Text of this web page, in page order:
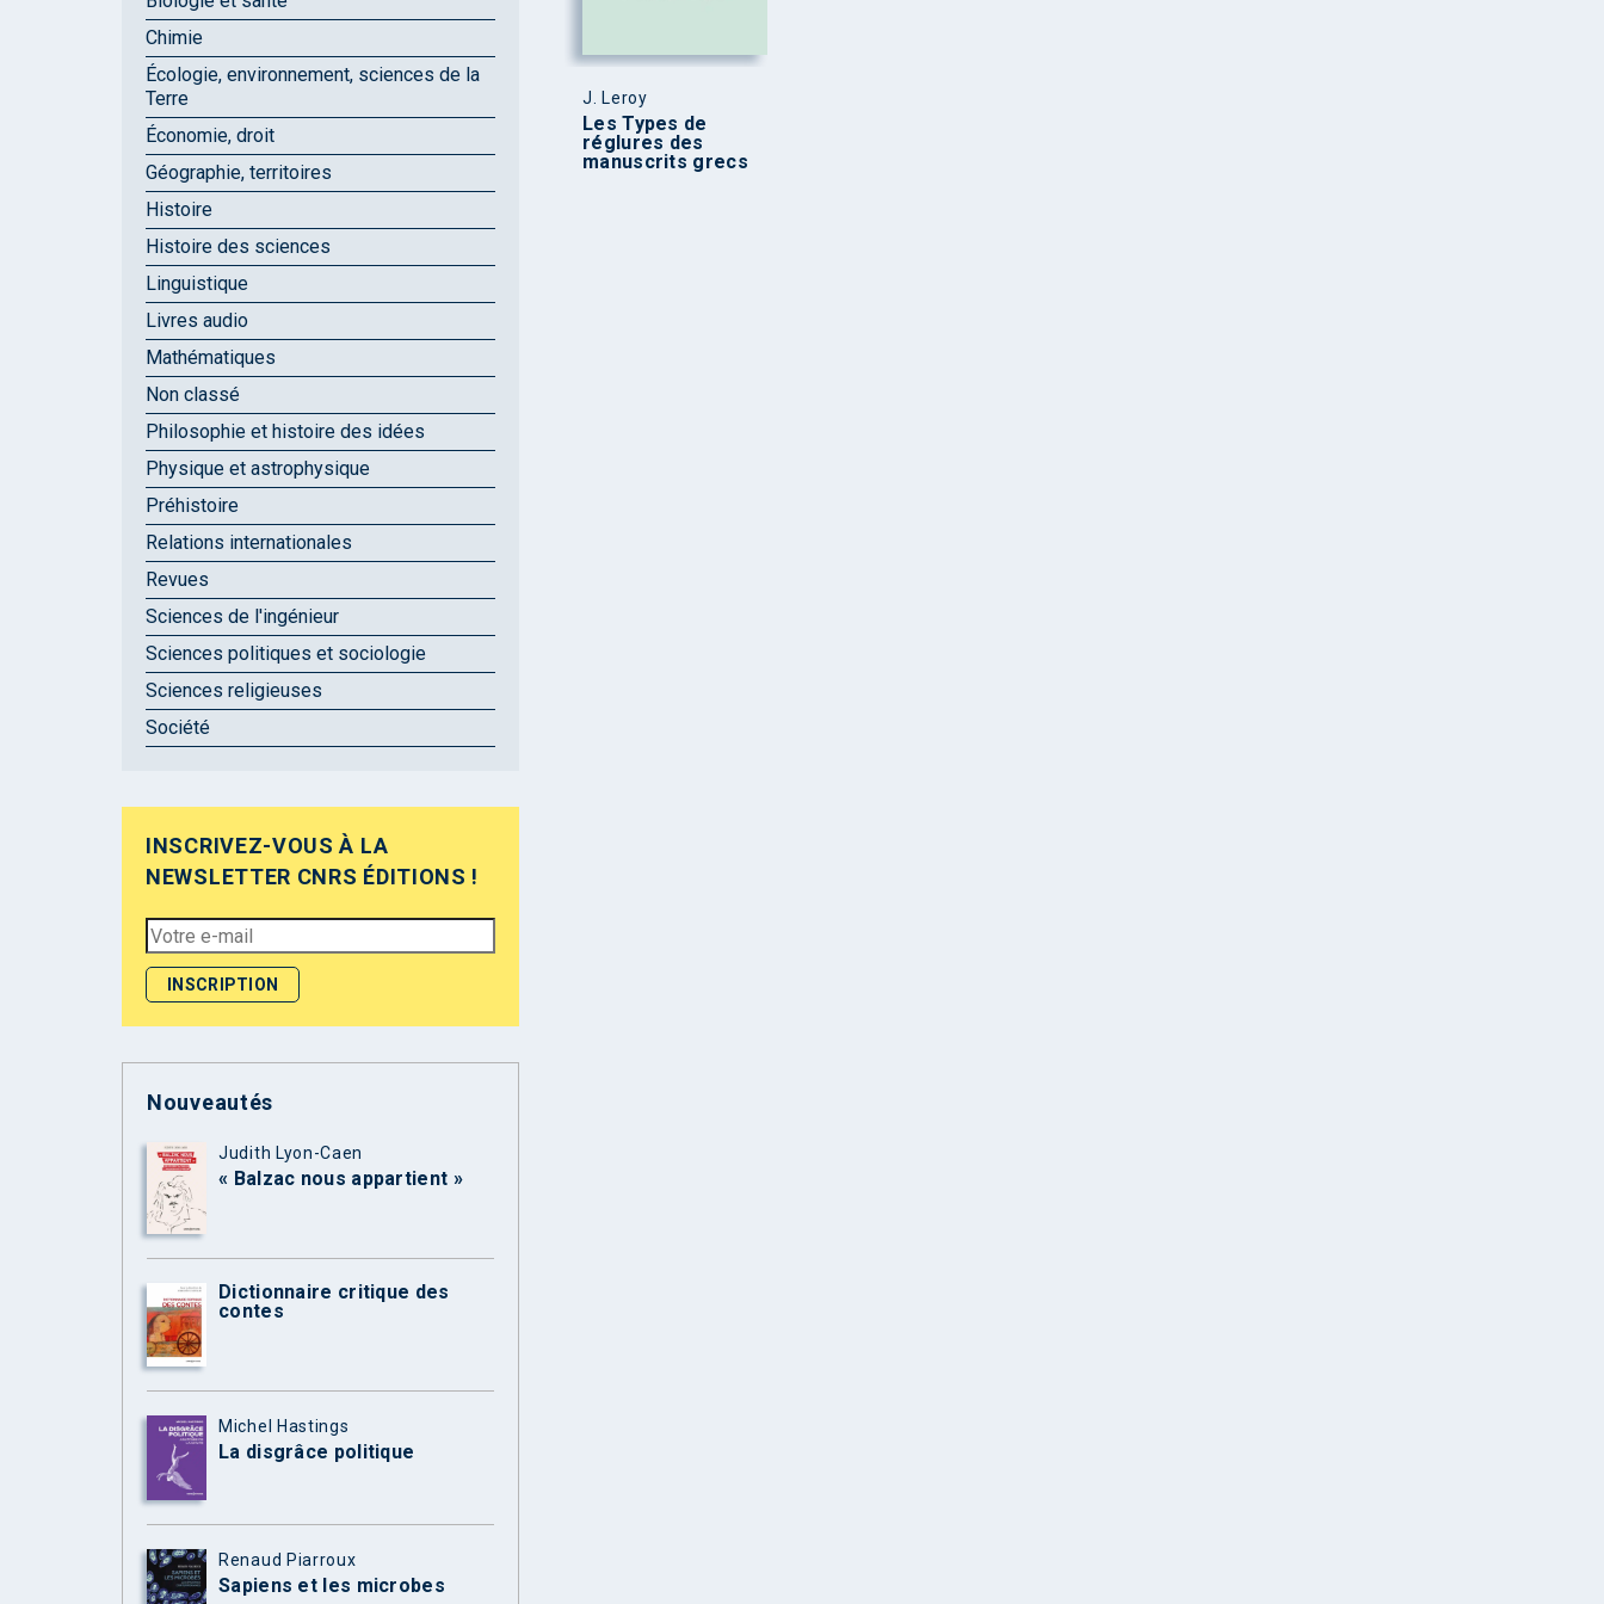
J. Leroy
Les Types de
réglures des
manuscrits grecs
Chimie
Écologie, environnement, sciences de la
Terre
Économie, droit
Géographie, territoires
Histoire
Histoire des sciences
Linguistique
Livres audio
Mathématiques
Non classé
Philosophie et histoire des idées
Physique et astrophysique
Préhistoire
Relations internationales
Revues
Sciences de l'ingénieur
Sciences politiques et sociologie
Sciences religieuses
Société
INSCRIVEZ-VOUS À LA
NEWSLETTER CNRS ÉDITIONS !
Nouveautés
Judith Lyon-Caen
« Balzac nous appartient »
Dictionnaire critique des
contes
Michel Hastings
La disgrâce politique
Renaud Piarroux
Sapiens et les microbes